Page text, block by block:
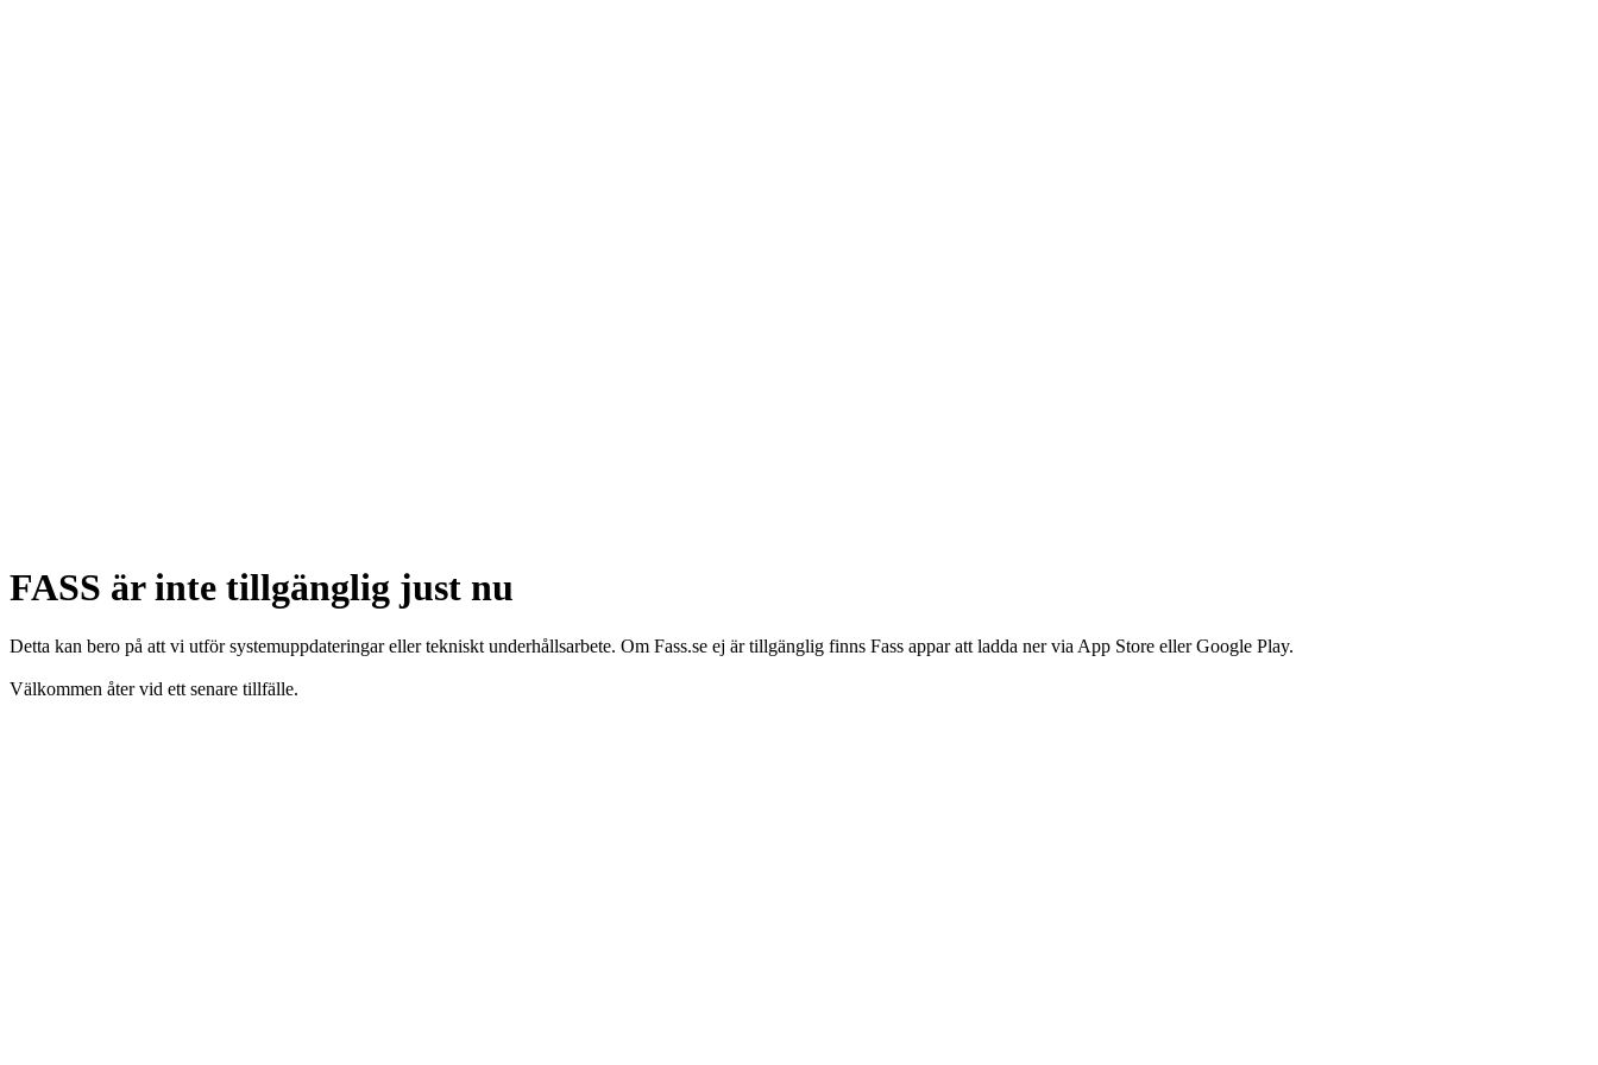
FASS är inte tillgänglig just nu
Detta kan bero på att vi utför systemuppdateringar eller tekniskt underhållsarbete. Om Fass.se ej är tillgänglig finns Fass appar att ladda ner via App Store eller Google Play.
Välkommen åter vid ett senare tillfälle.